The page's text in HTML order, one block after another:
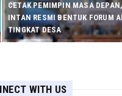
CETAK PEMIMPIN MASA
INTAN RESMI BENTUK FORUM
TINGKAT DESA
WITH US